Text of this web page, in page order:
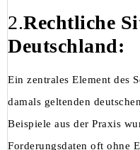
2.Rechtliche
Deutschland:
Ein zentrales Element des
damals geltenden
Beispiele aus der Praxis
Forderungsdaten oft ohne